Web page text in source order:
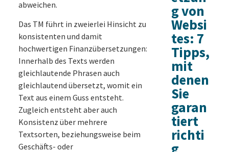
abweichen.
Das TM führt in zweierlei Hinsicht zu
konsistenten und damit
hochwertigen Finanzübersetzungen:
Innerhalb des Texts werden
gleichlautende Phrasen auch
gleichlautend übersetzt, womit ein
Text aus einem Guss entsteht.
Zugleich entsteht aber auch
Konsistenz über mehrere
Textsorten, beziehungsweise beim
Geschäfts- oder
g von
Websi
tes: 7
Tipps,
mit
denen
Sie
garan
tiert
richti